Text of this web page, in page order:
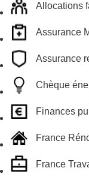
Allocations
Assurance
Assurance
Chèque
Finances
France
France